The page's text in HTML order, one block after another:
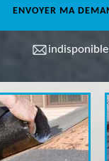
indisponible